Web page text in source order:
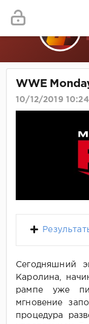
WWE
10/12/2019 10:24
Сегодняшний
Каролина,
рампе уже
мгновение
процедура